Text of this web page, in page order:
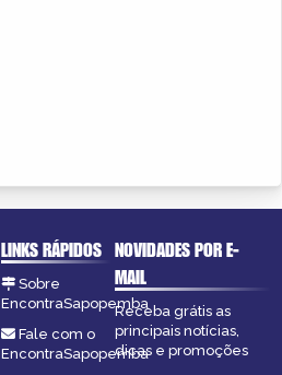
LINKS RÁPIDOS
Sobre
EncontraSapopemba
Fale com o
EncontraSapopemba
NOVIDADES POR E-
MAIL
Receba grátis as
principais notícias,
dicas e promoções